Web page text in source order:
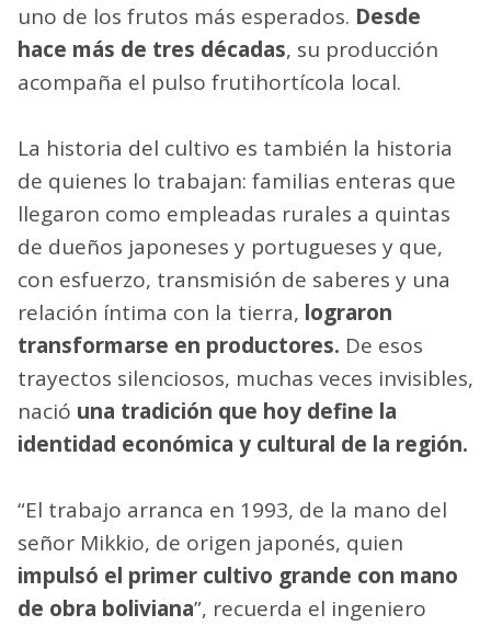
uno de los frutos más esperados. Desde
hace más de tres décadas, su producción
acompaña el pulso frutihortícola local.
La historia del cultivo es también la historia
de quienes lo trabajan: familias enteras que
llegaron como empleadas rurales a quintas
de dueños japoneses y portugueses y que,
con esfuerzo, transmisión de saberes y una
relación íntima con la tierra, lograron
transformarse en productores. De esos
trayectos silenciosos, muchas veces invisibles,
nació una tradición que hoy define la
identidad económica y cultural de la región.
“El trabajo arranca en 1993, de la mano del
señor Mikkio, de origen japonés, quien
impulsó el primer cultivo grande con mano
de obra boliviana”, recuerda el ingeniero